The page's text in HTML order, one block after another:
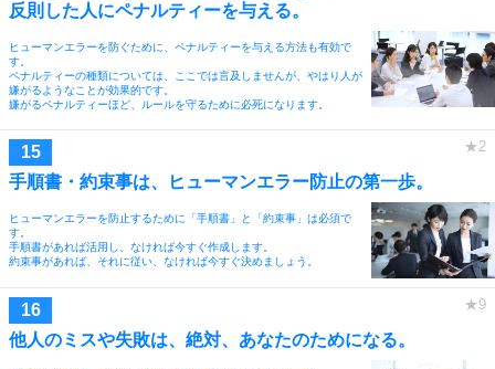
反則した人にペナルティーを与える。
ヒューマンエラーを防ぐために、ペナルティーを与える方法も有効で
す。
ペナルティーの種類については、ここでは言及しませんが、やはり人が
嫌がるようなことが効果的です。
嫌がるペナルティーほど、ルールを守るために必死になります。
手順書・約束事は、ヒューマンエラー防止の第一歩。
ヒューマンエラーを防止するために「手順書」と「約束事」は必須で
す。
手順書があれば活用し、なければ今すぐ作成します。
約束事があれば、それに従い、なければ今すぐ決めましょう。
他人のミスや失敗は、絶対、あなたのためになる。